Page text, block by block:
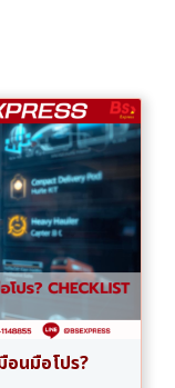
อนมือโปร?